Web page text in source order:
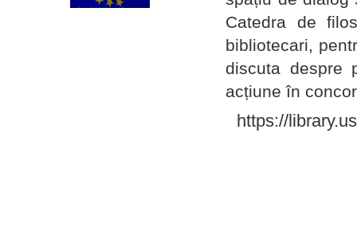
Catedra de
bibliotecari,
discuta despre
acțiune în
https://